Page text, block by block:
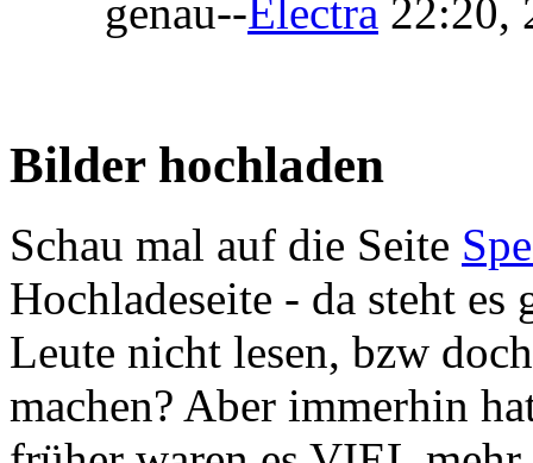
genau--Electra 22:20,
Bilder hochladen
Schau mal auf die Seite
Hochladeseite - da steht
Leute nicht lesen, bzw
machen? Aber immerhin